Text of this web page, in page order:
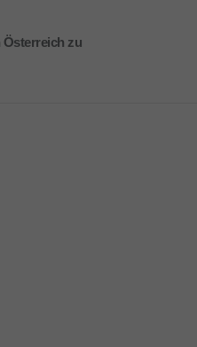
Österreich zu